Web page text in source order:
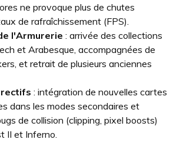
ne provoque plus de chutes
de rafraîchissement (FPS).
l'Armurerie : arrivée des collections
et Arabesque, accompagnées de
et retrait de plusieurs anciennes
: intégration de nouvelles cartes
dans les modes secondaires et
de collision (clipping, pixel boosts)
II et Inferno.